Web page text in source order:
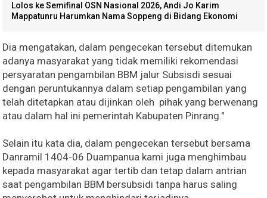
Lolos ke Semifinal OSN Nasional 2026, Andi Jo Karim
Mappatunru Harumkan Nama Soppeng di Bidang Ekonomi
Dia mengatakan, dalam pengecekan tersebut ditemukan
adanya masyarakat yang tidak memiliki rekomendasi
persyaratan pengambilan BBM jalur Subsisdi sesuai
dengan peruntukannya dalam setiap pengambilan yang
telah ditetapkan atau dijinkan oleh pihak yang berwenang
atau dalam hal ini pemerintah Kabupaten Pinrang."
Selain itu kata dia, dalam pengecekan tersebut bersama
Danramil 1404-06 Duampanua kami juga menghimbau
kepada masyarakat agar tertib dan tetap dalam antrian
saat pengambilan BBM bersubsidi tanpa harus saling